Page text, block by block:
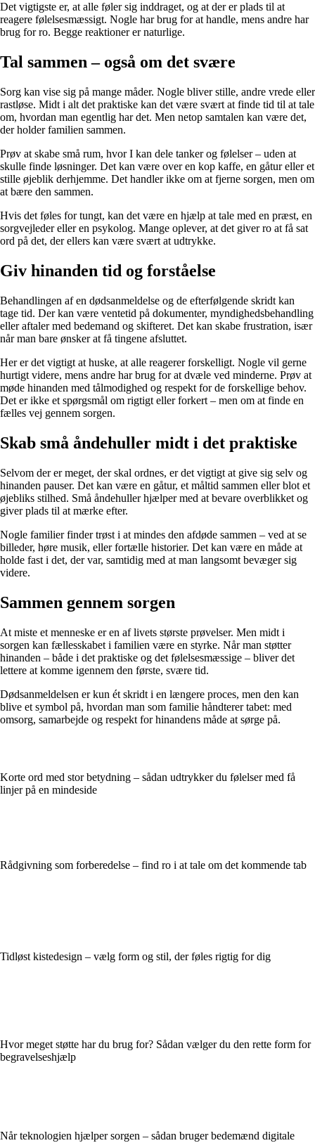
Det vigtigste er, at alle føler sig inddraget, og at der er plads til at
reagere følelsesmæssigt. Nogle har brug for at handle, mens andre har
brug for ro. Begge reaktioner er naturlige.
Tal sammen – også om det svære
Sorg kan vise sig på mange måder. Nogle bliver stille, andre vrede eller
rastløse. Midt i alt det praktiske kan det være svært at finde tid til at tale
om, hvordan man egentlig har det. Men netop samtalen kan være det,
der holder familien sammen.
Prøv at skabe små rum, hvor I kan dele tanker og følelser – uden at
skulle finde løsninger. Det kan være over en kop kaffe, en gåtur eller et
stille øjeblik derhjemme. Det handler ikke om at fjerne sorgen, men om
at bære den sammen.
Hvis det føles for tungt, kan det være en hjælp at tale med en præst, en
sorgvejleder eller en psykolog. Mange oplever, at det giver ro at få sat
ord på det, der ellers kan være svært at udtrykke.
Giv hinanden tid og forståelse
Behandlingen af en dødsanmeldelse og de efterfølgende skridt kan
tage tid. Der kan være ventetid på dokumenter, myndighedsbehandling
eller aftaler med bedemand og skifteret. Det kan skabe frustration, især
når man bare ønsker at få tingene afsluttet.
Her er det vigtigt at huske, at alle reagerer forskelligt. Nogle vil gerne
hurtigt videre, mens andre har brug for at dvæle ved minderne. Prøv at
møde hinanden med tålmodighed og respekt for de forskellige behov.
Det er ikke et spørgsmål om rigtigt eller forkert – men om at finde en
fælles vej gennem sorgen.
Skab små åndehuller midt i det praktiske
Selvom der er meget, der skal ordnes, er det vigtigt at give sig selv og
hinanden pauser. Det kan være en gåtur, et måltid sammen eller blot et
øjebliks stilhed. Små åndehuller hjælper med at bevare overblikket og
giver plads til at mærke efter.
Nogle familier finder trøst i at mindes den afdøde sammen – ved at se
billeder, høre musik, eller fortælle historier. Det kan være en måde at
holde fast i det, der var, samtidig med at man langsomt bevæger sig
videre.
Sammen gennem sorgen
At miste et menneske er en af livets største prøvelser. Men midt i
sorgen kan fællesskabet i familien være en styrke. Når man støtter
hinanden – både i det praktiske og det følelsesmæssige – bliver det
lettere at komme igennem den første, svære tid.
Dødsanmeldelsen er kun ét skridt i en længere proces, men den kan
blive et symbol på, hvordan man som familie håndterer tabet: med
omsorg, samarbejde og respekt for hinandens måde at sørge på.
Korte ord med stor betydning – sådan udtrykker du følelser med få
linjer på en mindeside
Rådgivning som forberedelse – find ro i at tale om det kommende tab
Tidløst kistedesign – vælg form og stil, der føles rigtig for dig
Hvor meget støtte har du brug for? Sådan vælger du den rette form for
begravelseshjælp
Når teknologien hjælper sorgen – sådan bruger bedemænd digitale